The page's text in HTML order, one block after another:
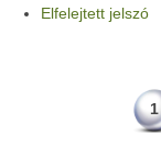
Elfelejtett jelszó
1